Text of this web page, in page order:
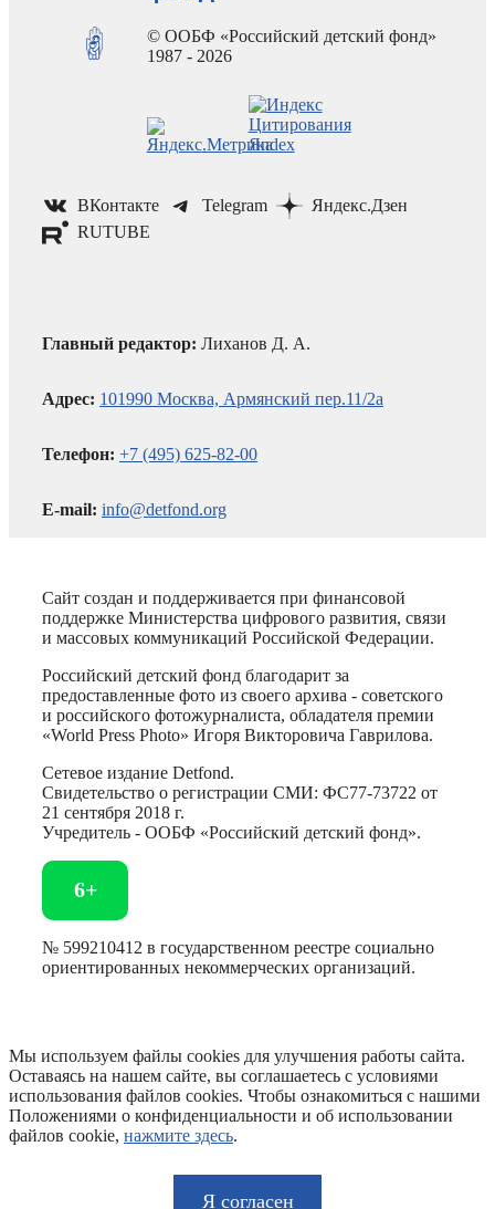
© ООБФ «Российский детский фонд»
1987 - 2026
ВКонтакте Telegram
Яндекс.Дзен
RUTUBE
Главный редактор: Лиханов Д. А.
Адрес: 101990 Москва, Армянский пер.11/2а
Телефон: +7 (495) 625-82-00
E-mail: info@detfond.org
Сайт создан и поддерживается при финансовой
поддержке Министерства цифрового развития, связи
и массовых коммуникаций Российской Федерации.
Российский детский фонд благодарит за
предоставленные фото из своего архива - советского
и российского фотожурналиста, обладателя премии
«World Press Photo» Игоря Викторовича Гаврилова.
Сетевое издание Detfond.
Свидетельство о регистрации СМИ: ФС77-73722 от
21 сентября 2018 г.
Учредитель - ООБФ «Российский детский фонд».
6+
№ 599210412 в государственном реестре социально
ориентированных некоммерческих организаций.
Мы используем файлы cookies для улучшения работы сайта.
Оставаясь на нашем сайте, вы соглашаетесь с условиями
использования файлов cookies. Чтобы ознакомиться с нашими
Положениями о конфиденциальности и об использовании
файлов cookie, нажмите здесь.
Я согласен